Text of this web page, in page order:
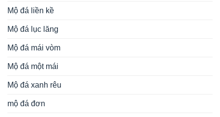
Mộ đá liền kề
Mộ đá lục lăng
Mộ đá mái vòm
Mộ đá một mái
Mộ đá xanh rêu
mộ đá đơn